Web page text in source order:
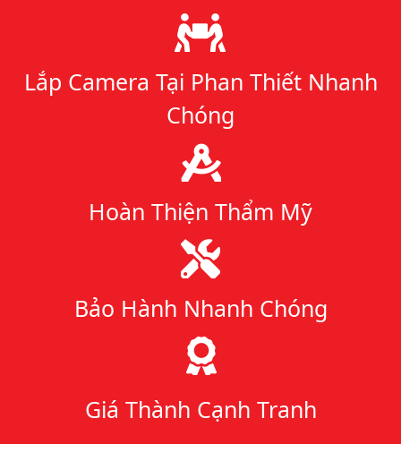
Lý do chọn chúng tôi
Lắp Camera Tại Phan Thiết Nhanh
Chóng
Hoàn Thiện Thẩm Mỹ
Bảo Hành Nhanh Chóng
Giá Thành Cạnh Tranh